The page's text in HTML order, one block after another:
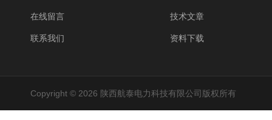
在线留言
联系我们
技术文章
资料下载
Copyright © 2026 陕西航泰电力科技有限公司版权所有